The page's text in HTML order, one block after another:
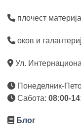
плочест
оков и
Ул.
Понеделник-
Сабота: 08:00-
Блог